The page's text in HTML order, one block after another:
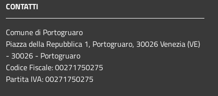
CONTATTI
Comune di Portogruaro
Piazza della Repubblica 1, Portogruaro, 30026 Venezia (VE)
- 30026 - Portogruaro
Codice Fiscale: 00271750275
Partita IVA: 00271750275